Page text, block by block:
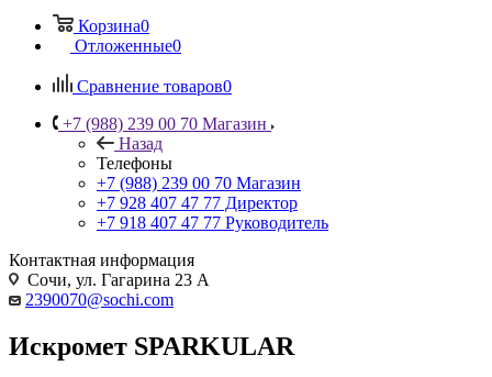
Корзина0
Отложенные0
Сравнение товаров0
+7 (988) 239 00 70 Магазин
Назад
Телефоны
+7 (988) 239 00 70 Магазин
+7 928 407 47 77 Директор
+7 918 407 47 77 Руководитель
Контактная информация
Сочи, ул. Гагарина 23 А
2390070@sochi.com
Искромет SPARKULAR